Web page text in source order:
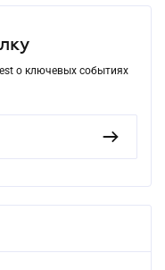
о ключевых событиях